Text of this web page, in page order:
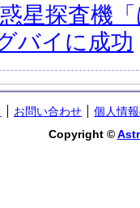
星探査機
バイに成功
お問い合わせ
個人情
Copyright ©